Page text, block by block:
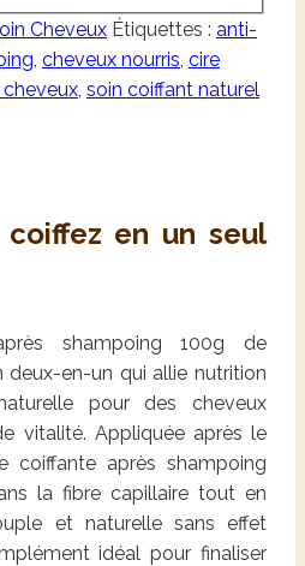
Cheveux Étiquettes : anti-
cheveux nourris cire
soin coiffant naturel
en un seul
shampoing 100g de
deux-en-un qui allie nutrition
pour des cheveux
vitalité. Appliquée après le
coiffante après shampoing
la fibre capillaire tout en
et naturelle sans effet
idéal pour finaliser